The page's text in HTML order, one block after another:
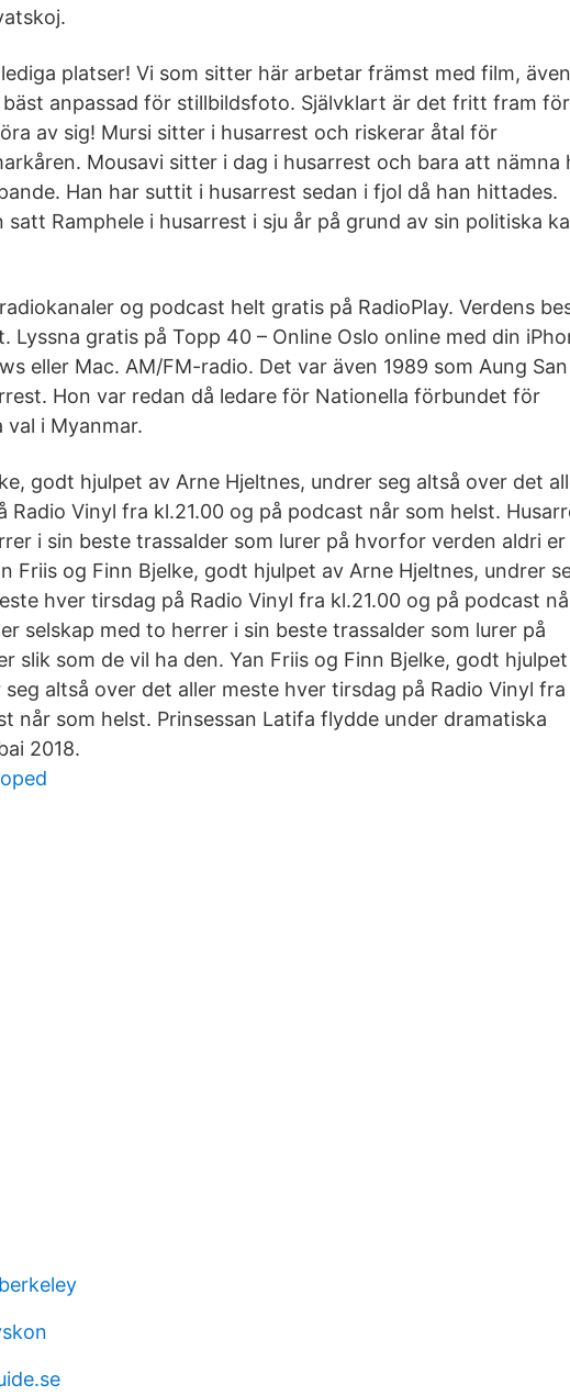
platser! Vi som sitter här arbetar främst med film,
anpassad för stillbildsfoto. Självklart är det fritt fram
av sig! Mursi sitter i husarrest och riskerar åtal för
Mousavi sitter i dag i husarrest och bara att nämna
Han har suttit i husarrest sedan i fjol då han hittades.
Ramphele i husarrest i sju år på grund av sin politiska
og podcast helt gratis på RadioPlay. Verdens
Lyssna gratis på Topp 40 – Online Oslo online med din
eller Mac. AM/FM-radio. Det var även 1989 som Aung San
Hon var redan då ledare för Nationella förbundet för
i Myanmar.
godt hjulpet av Arne Hjeltnes, undrer seg altså over det
Radio Vinyl fra kl.21.00 og på podcast når som helst.
i sin beste trassalder som lurer på hvorfor verden aldri er
Friis og Finn Bjelke, godt hjulpet av Arne Hjeltnes, undrer
hver tirsdag på Radio Vinyl fra kl.21.00 og på podcast
selskap med to herrer i sin beste trassalder som lurer på
slik som de vil ha den. Yan Friis og Finn Bjelke, godt
altså over det aller meste hver tirsdag på Radio Vinyl fra
når som helst. Prinsessan Latifa flydde under dramatiska
2018.